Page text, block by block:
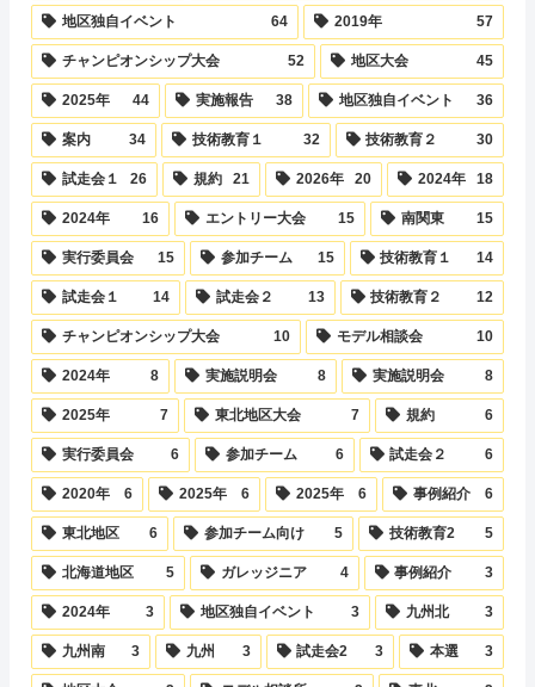
地区独自イベント 64 2019年 57
チャンピオンシップ大会 52 地区大会 45
2025年 44 実施報告 38 地区独自イベント 36
案内 34 技術教育１ 32 技術教育２ 30
試走会１ 26 規約 21 2026年 20 2024年 18
2024年 16 エントリー大会 15 南関東 15
実行委員会 15 参加チーム 15 技術教育１ 14
試走会１ 14 試走会２ 13 技術教育２ 12
チャンピオンシップ大会 10 モデル相談会 10
2024年 8 実施説明会 8 実施説明会 8
2025年 7 東北地区大会 7 規約 6
実行委員会 6 参加チーム 6 試走会２ 6
2020年 6 2025年 6 2025年 6 事例紹介 6
東北地区 6 参加チーム向け 5 技術教育2 5
北海道地区 5 ガレッジニア 4 事例紹介 3
2024年 3 地区独自イベント 3 九州北 3
九州南 3 九州 3 試走会2 3 本選 3